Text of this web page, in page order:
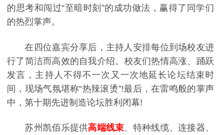
的思考和闯过“至暗时刻”的成功做法，赢得了同学们
的热烈掌声。
在四位嘉宾分享后，主持人安排每位到场校友进
行了简洁而高效的自我介绍。校友们热情高涨、踊跃
发言，主持人不得不一次又一次地延长论坛结束时
间，现场气氛堪称“热辣滚烫”!最后，在雷鸣般的掌声
中，第十期先进制造论坛胜利闭幕!
苏州凯佰乐提供高端线束、特种线缆、连接器、